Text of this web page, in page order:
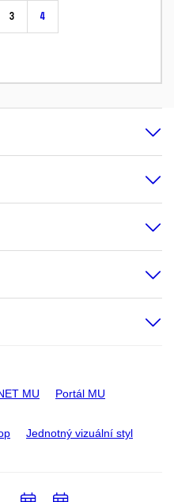
3 4
MU Portál MU
Jednotný vizuální styl